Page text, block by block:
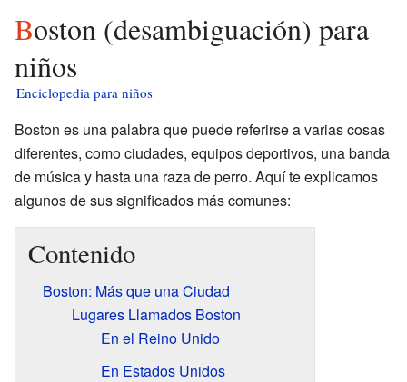
Boston (desambiguación) para
niños
Enciclopedia para niños
Boston es una palabra que puede referirse a varias cosas
diferentes, como ciudades, equipos deportivos, una banda
de música y hasta una raza de perro. Aquí te explicamos
algunos de sus significados más comunes:
Contenido
Boston: Más que una Ciudad
Lugares Llamados Boston
En el Reino Unido
En Estados Unidos